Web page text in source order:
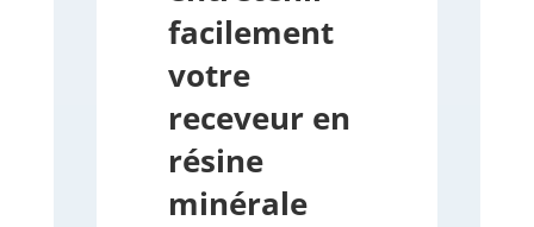
facilement
votre
receveur en
résine
minérale